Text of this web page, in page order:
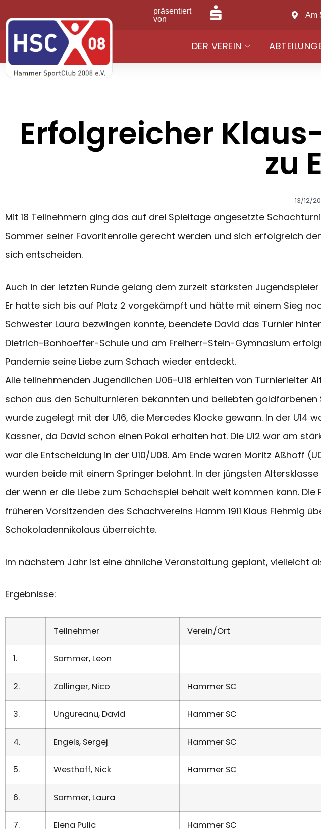
präsentiert
von
Am
DER VEREIN
Erfolgreicher
zu
13/12/
Mit 18 Teilnehmern ging das auf drei Spieltage angesetzte
Sommer seiner Favoritenrolle gerecht werden und sich erfolgreich
sich entscheiden.
Auch in der letzten Runde gelang dem zurzeit stärksten
Er hatte sich bis auf Platz 2 vorgekämpft und hätte mit einem Sieg
Schwester Laura bezwingen konnte, beendete David das Turnier
Dietrich-Bonhoeffer-Schule und am Freiherr-Stein-Gymnasium
Pandemie seine Liebe zum Schach wieder entdeckt.
Alle teilnehmenden Jugendlichen U06-U18 erhielten von Turnierleiter
schon aus den Schulturnieren bekannten und beliebten
wurde zugelegt mit der U16, die Mercedes Klocke gewann. In der
Kassner, da David schon einen Pokal erhalten hat. Die U12 war am
war die Entscheidung in der U10/U08. Am Ende waren Moritz Aßhoff
wurden beide mit einem Springer belohnt. In der jüngsten
der wenn er die Liebe zum Schachspiel behält weit kommen kann.
früheren Vorsitzenden des Schachvereins Hamm 1911 Klaus
Schokoladennikolaus überreichte.
Im nächstem Jahr ist eine ähnliche Veranstaltung geplant, vielleicht
Ergebnisse:
Teilnehmer Verein/Ort
1. Sommer, Leon
2. Zollinger, Nico Hammer SC
3. Ungureanu, David Hammer SC
4. Engels, Sergej Hammer SC
5. Westhoff, Nick Hammer SC
6. Sommer, Laura
7. Elena Pulic Hammer SC